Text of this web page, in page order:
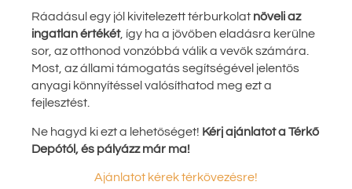
Ráadásul egy jól kivitelezett térburkolat növeli az
ingatlan értékét, így ha a jövőben eladásra kerülne
sor, az otthonod vonzóbbá válik a vevők számára.
Most, az állami támogatás segítségével jelentős
anyagi könnyítéssel valósíthatod meg ezt a
fejlesztést.
Ne hagyd ki ezt a lehetőséget! Kérj ajánlatot a Térkő
Depótól, és pályázz már ma!
Ajánlatot kérek térkövezésre!